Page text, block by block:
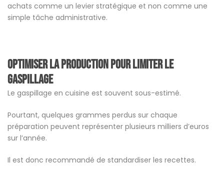
achats comme un levier stratégique et non comme une
simple tâche administrative.
Optimiser la production pour limiter le
gaspillage
Le gaspillage en cuisine est souvent sous-estimé.
Pourtant, quelques grammes perdus sur chaque
préparation peuvent représenter plusieurs milliers d’euros
sur l’année.
Il est donc recommandé de standardiser les recettes.